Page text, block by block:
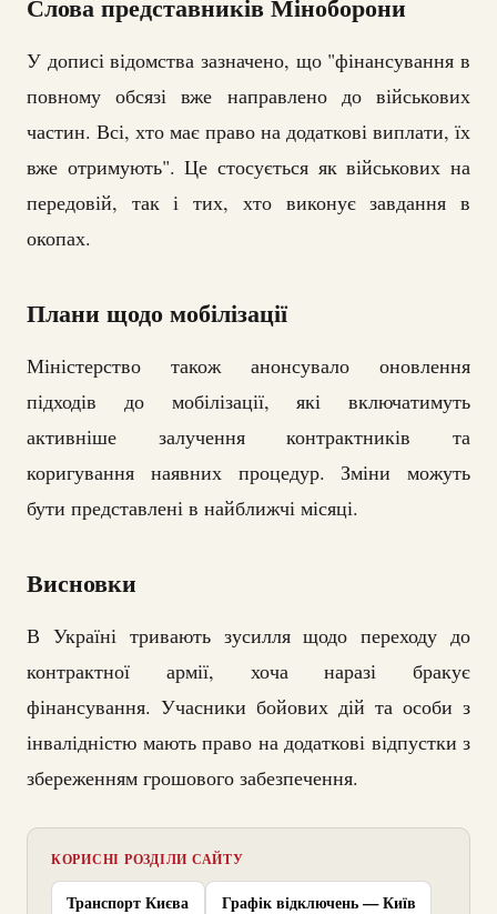
У дописі відомства зазначено, що "фінансування в
повному обсязі вже направлено до військових
частин. Всі, хто має право на додаткові виплати, їх
вже отримують". Це стосується як військових на
передовій, так і тих, хто виконує завдання в
окопах.
Плани щодо мобілізації
Міністерство також анонсувало оновлення
підходів до мобілізації, які включатимуть
активніше залучення контрактників та
коригування наявних процедур. Зміни можуть
бути представлені в найближчі місяці.
Висновки
В Україні тривають зусилля щодо переходу до
контрактної армії, хоча наразі бракує
фінансування. Учасники бойових дій та особи з
інвалідністю мають право на додаткові відпустки з
збереженням грошового забезпечення.
КОРИСНІ РОЗДІЛИ САЙТУ
Транспорт Києва Графік відключень — Київ